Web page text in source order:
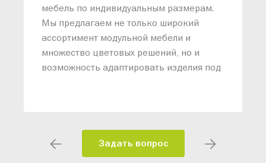
мебель по индивидуальным размерам.
Мы предлагаем не только широкий
ассортимент модульной мебели и
множество цветовых решений, но и
возможность адаптировать изделия под
помещения и личные пожелания.
Благодаря современному
Задать вопрос